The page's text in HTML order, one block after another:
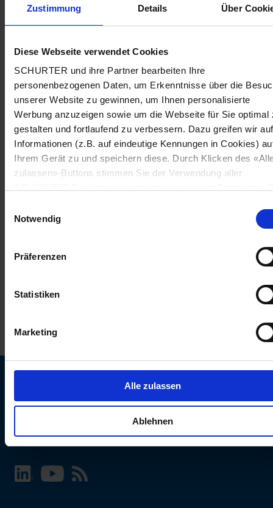
Zustimmung Details Über
Diese Webseite verwendet Cookies
SCHURTER und ihre Partner bearbeiten Ihre
personenbezogenen Daten, um Erkenntnisse über die
unserer Website zu gewinnen, um Ihnen personalisierte
Werbung anzuzeigen sowie um die Webseite für Sie optimal
gestalten und fortlaufend zu verbessern. Dazu greifen wir auf
Informationen (z.B. auf eindeutige Kennungen in Cookies)
Ihrem Gerät zu und speichern diese. Durch Klicken des
zulassen»-Buttons stimmen Sie der Verwendung aller
«Cookie-Einstellungen verwalten» am Seitenende klicken.
Einstellungen werden unseren Partnern gemeldet und haben
keinen Einfluss auf die Browserdaten. Weitere Informationen
erhalten Sie in unserer
Notwendig
Präferenzen
Statistiken
Marketing
Alle zulassen
Ablehnen
SCHURTER Webseite und Sprache wählen
INTERNATIONAL - Deutsch